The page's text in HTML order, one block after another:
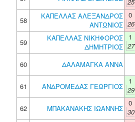
58
ΚΑΠΕΛΛΑΣ ΑΛΕΞΑΝΔΡΟΣ
ΑΝΤΩΝΙΟΣ
0
26
59
ΚΑΠΕΛΛΑΣ ΝΙΚΗΦΟΡΟΣ
ΔΗΜΗΤΡΙΟΣ
1
27
60
ΔΑΛΑΜΑΓΚΑ ΑΝΝΑ
61
ΑΝΔΡΟΜΕΔΑΣ ΓΕΩΡΓΙΟΣ
1
29
62
ΜΠΑΚΑΝΑΚΗΣ ΙΩΑΝΝΗΣ
0
30